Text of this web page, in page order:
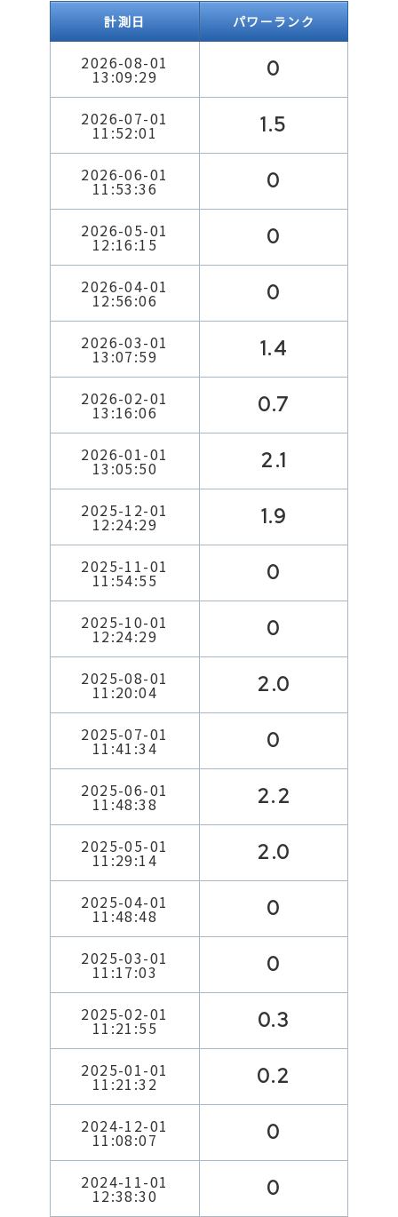
計測日 パワーランク
2026-08-01
13:09:29 0
2026-07-01
11:52:01 1.5
2026-06-01
11:53:36 0
2026-05-01
12:16:15 0
2026-04-01
12:56:06 0
2026-03-01
13:07:59 1.4
2026-02-01
13:16:06 0.7
2026-01-01
13:05:50 2.1
2025-12-01
12:24:29 1.9
2025-11-01
11:54:55 0
2025-10-01
12:24:29 0
2025-08-01
11:20:04 2.0
2025-07-01
11:41:34 0
2025-06-01
11:48:38 2.2
2025-05-01
11:29:14 2.0
2025-04-01
11:48:48 0
2025-03-01
11:17:03 0
2025-02-01
11:21:55 0.3
2025-01-01
11:21:32 0.2
2024-12-01
11:08:07 0
2024-11-01
12:38:30 0